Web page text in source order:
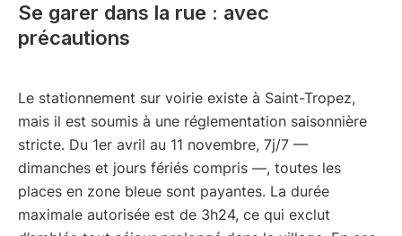
Se garer dans la rue : avec
précautions
Le stationnement sur voirie existe à Saint-Tropez,
mais il est soumis à une réglementation saisonnière
stricte. Du 1er avril au 11 novembre, 7j/7 —
dimanches et jours fériés compris —, toutes les
places en zone bleue sont payantes. La durée
maximale autorisée est de 3h24, ce qui exclut